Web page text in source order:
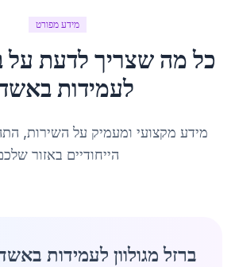
מידע מפורט
כל מה שצריך לדעת על
לעמידות ב
מידע מקצועי ומעמיק על השירות,
הייחודיים באזור
ברזל מגולוון לעמידות